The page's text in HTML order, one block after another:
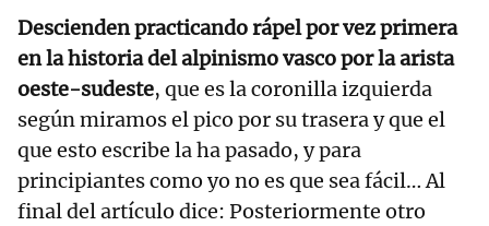
Descienden practicando rápel por vez primera
en la historia del alpinismo vasco por la arista
oeste-sudeste, que es la coronilla izquierda
según miramos el pico por su trasera y que el
que esto escribe la ha pasado, y para
principiantes como yo no es que sea fácil… Al
final del artículo dice: Posteriormente otro